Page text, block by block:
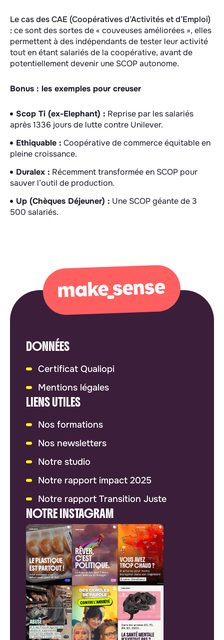
Le cas des CAE (Coopératives d’Activités et d’Emploi)
:ce sont des sortes de « couveuses améliorées », elles
permettent à des indépendants de tester leur activité
tout en étant salariés de la coopérative, avant de
potentiellement devenir une SCOP autonome.
Bonus : les exemples pour creuser
Scop Ti (ex-Elephant) : Reprise par les salariés
après 1336 jours de lutte contre Unilever.
Ethiquable : Coopérative de commerce équitable en
pleine croissance.
Duralex : Récemment transformée en SCOP pour
sauver l’outil de production.
Up (Chèques Déjeuner) : Une SCOP géante de 3
500 salariés.
DONNÉES
Certificat Qualiopi
Mentions légales
LIENS UTILES
Nos formations
Nos newsletters
Notre studio
Notre rapport impact 2025
Notre rapport Transition Juste
NOTRE INSTAGRAM